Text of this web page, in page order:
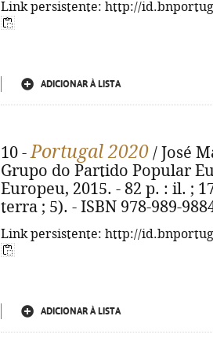
Link persistente: http://
ADICIONAR À LISTA
10 -Portugal 2020 / José
Grupo do Partido Popular
Europeu, 2015. - 82 p. : il. ;
terra ; 5). - ISBN 978-989-
Link persistente: http://
ADICIONAR À LISTA